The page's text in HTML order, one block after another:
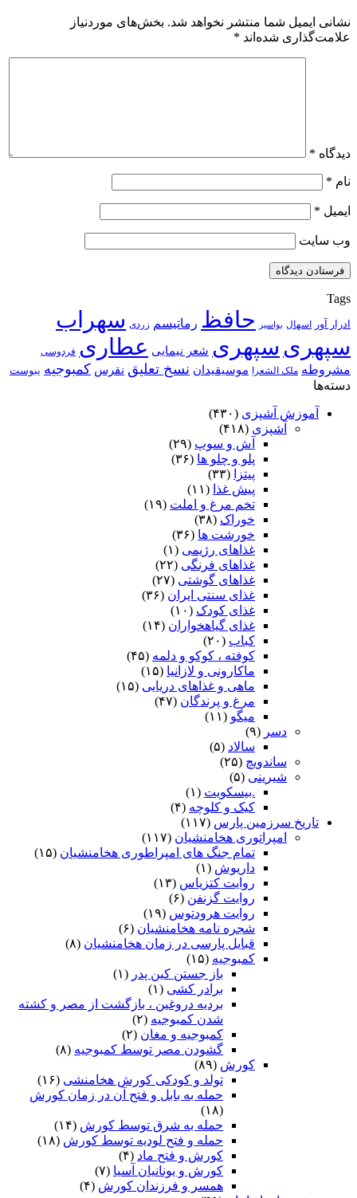
نشانی ایمیل شما منتشر نخواهد شد. بخش‌های موردنیاز
علامت‌گذاری شده‌اند *
دیدگاه *
نام *
ایمیل *
وب‌ سایت
Tags
ادرار آور اسهال بواسیر حافظ رماتیسم زردی سهراب
سپهری سپهری شعر نیمایی عطاری فردوسی
مشروطه ملک الشعرا موسیقیدان نسخ تعلیق نقرس کمبوجیه یبوست
دسته‌ها
آموزش آشپزی (۴۳۰)
آشپزی (۴۱۸)
آش و سوپ (۲۹)
پلو و چلو ها (۳۶)
پیتزا
(۳۳)
پیش غذا (۱۱)
تخم مرغ و املت (۱۹)
خوراک (۳۸)
خورشت ها (۳۶)
غذاهای رژیمی (۱)
غذاهای فرنگی (۲۲)
غذاهای گوشتی (۲۷)
غذای سنتی ایران (۳۶)
غذای کودک (۱۰)
غذای گیاهخواران (۱۴)
کباب (۲۰)
کوفته ، کوکو و دلمه (۴۵)
ماکارونی و لازانیا (۱۵)
ماهی و غذاهای دریایی (۱۵)
مرغ و پرندگان (۴۷)
میگو (۱۱)
دسر (۹)
سالاد (۵)
ساندویچ (۲۵)
شیرینی (۵)
.بیسکویت (۱)
کیک و کلوچه (۴)
تاریخ سرزمین پارس (۱۱۷)
امپراتوری هخامنشیان (۱۱۷)
تمام جنگ های امپراطوری هخامنشیان (۱۵)
داریوش (۱)
روایت کتزیاس (۱۳)
روایت گزنفن (۶)
روایت هرودتوس (۱۹)
شجره نامه هخامنشیان (۶)
قبایل پارسی در زمان هخامنشیان (۸)
کمبوجیه (۱۵)
باز جستن کین پدر (۱)
برادر کشی (۱)
بردیه دروغین ، بازگشت از مصر و کشته
شدن کمبوجیه (۲)
کمبوجیه و مغان (۲)
گشودن مصر توسط کمبوجیه (۸)
کورش (۸۹)
تولد و کودکی کورش هخامنشی (۱۶)
حمله به بابل و فتح آن در زمان کورش
(۱۸)
حمله به شرق توسط کورش (۱۴)
حمله و فتح لودیه توسط کورش (۱۸)
کورش و فتح ماد (۴)
کورش و یونانیان آسیا (۷)
همسر و فرزندان کورش (۴)